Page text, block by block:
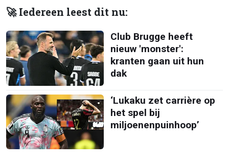
🚀 Iedereen leest dit nu:
Club Brugge heeft
nieuw 'monster':
kranten gaan uit hun
dak
‘Lukaku zet carrière op
het spel bij
miljoenenpuinhoop’